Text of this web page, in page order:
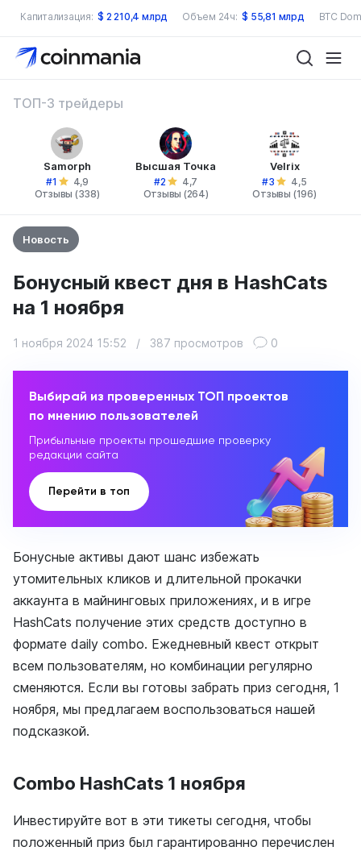
Капитализация: $ 2 210,4 млрд Объем 24ч: $ 55,81 млрд BTC
ТОП-3 трейдеры
Samorph
#1
4,9
Отзывы (338)
Высшая Точка
#2
4,7
Отзывы (264)
Velrix
#3
4,5
Отзывы (196)
Новость
Бонусный квест дня в HashCats
на 1 ноября
1 ноября 2024 15:52 / 387 просмотров 0
Выбирай из проверенных ТОП проектов
по мнению пользователей
Прибыльные проекты прошедшие проверку
редакции сайта
Перейти в топ
Бонусные активы дают шанс избежать
утомительных кликов и длительной прокачки
аккаунта в майнинговых приложениях, и в игре
HashCats получение этих средств доступно в
формате daily combo. Ежедневный квест открыт
всем пользователям, но комбинации регулярно
сменяются. Если вы готовы забрать приз сегодня, 1
ноября, мы предлагаем воспользоваться нашей
подсказкой.
Combo HashCats 1 ноября
Инвестируйте вот в эти тикеты сегодня, чтобы
положенный приз был гарантированно перечислен